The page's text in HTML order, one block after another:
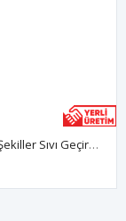
Modakids Şekiller Sıvı Geçirmez Bebek Mama Önlüğü